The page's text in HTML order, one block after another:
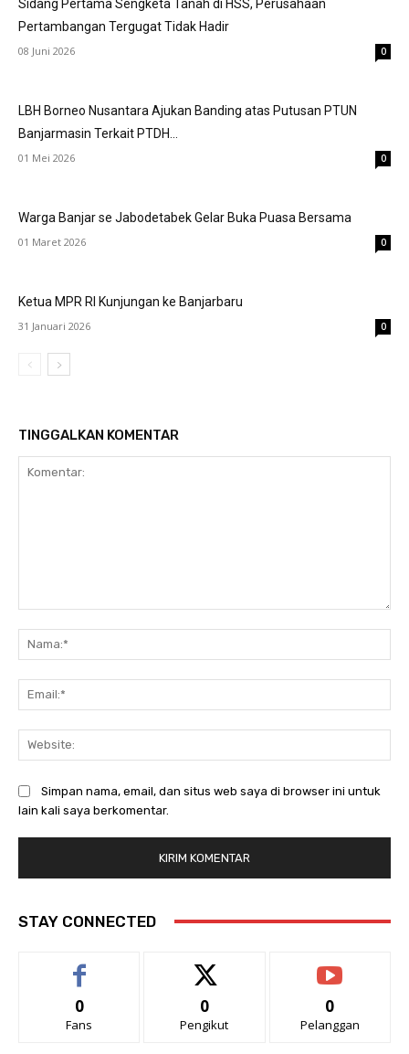
Sidang Pertama Sengketa Tanah di HSS, Perusahaan
Pertambangan Tergugat Tidak Hadir
08 Juni 2026 0
LBH Borneo Nusantara Ajukan Banding atas Putusan PTUN
Banjarmasin Terkait PTDH...
01 Mei 2026 0
Warga Banjar se Jabodetabek Gelar Buka Puasa Bersama
01 Maret 2026 0
Ketua MPR RI Kunjungan ke Banjarbaru
31 Januari 2026 0
TINGGALKAN KOMENTAR
Simpan nama, email, dan situs web saya di browser ini untuk
lain kali saya berkomentar.
STAY CONNECTED
0
Fans
0
Pengikut
0
Pelanggan